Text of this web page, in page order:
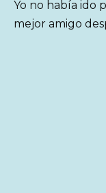
Yo no había ido
mejor amigo